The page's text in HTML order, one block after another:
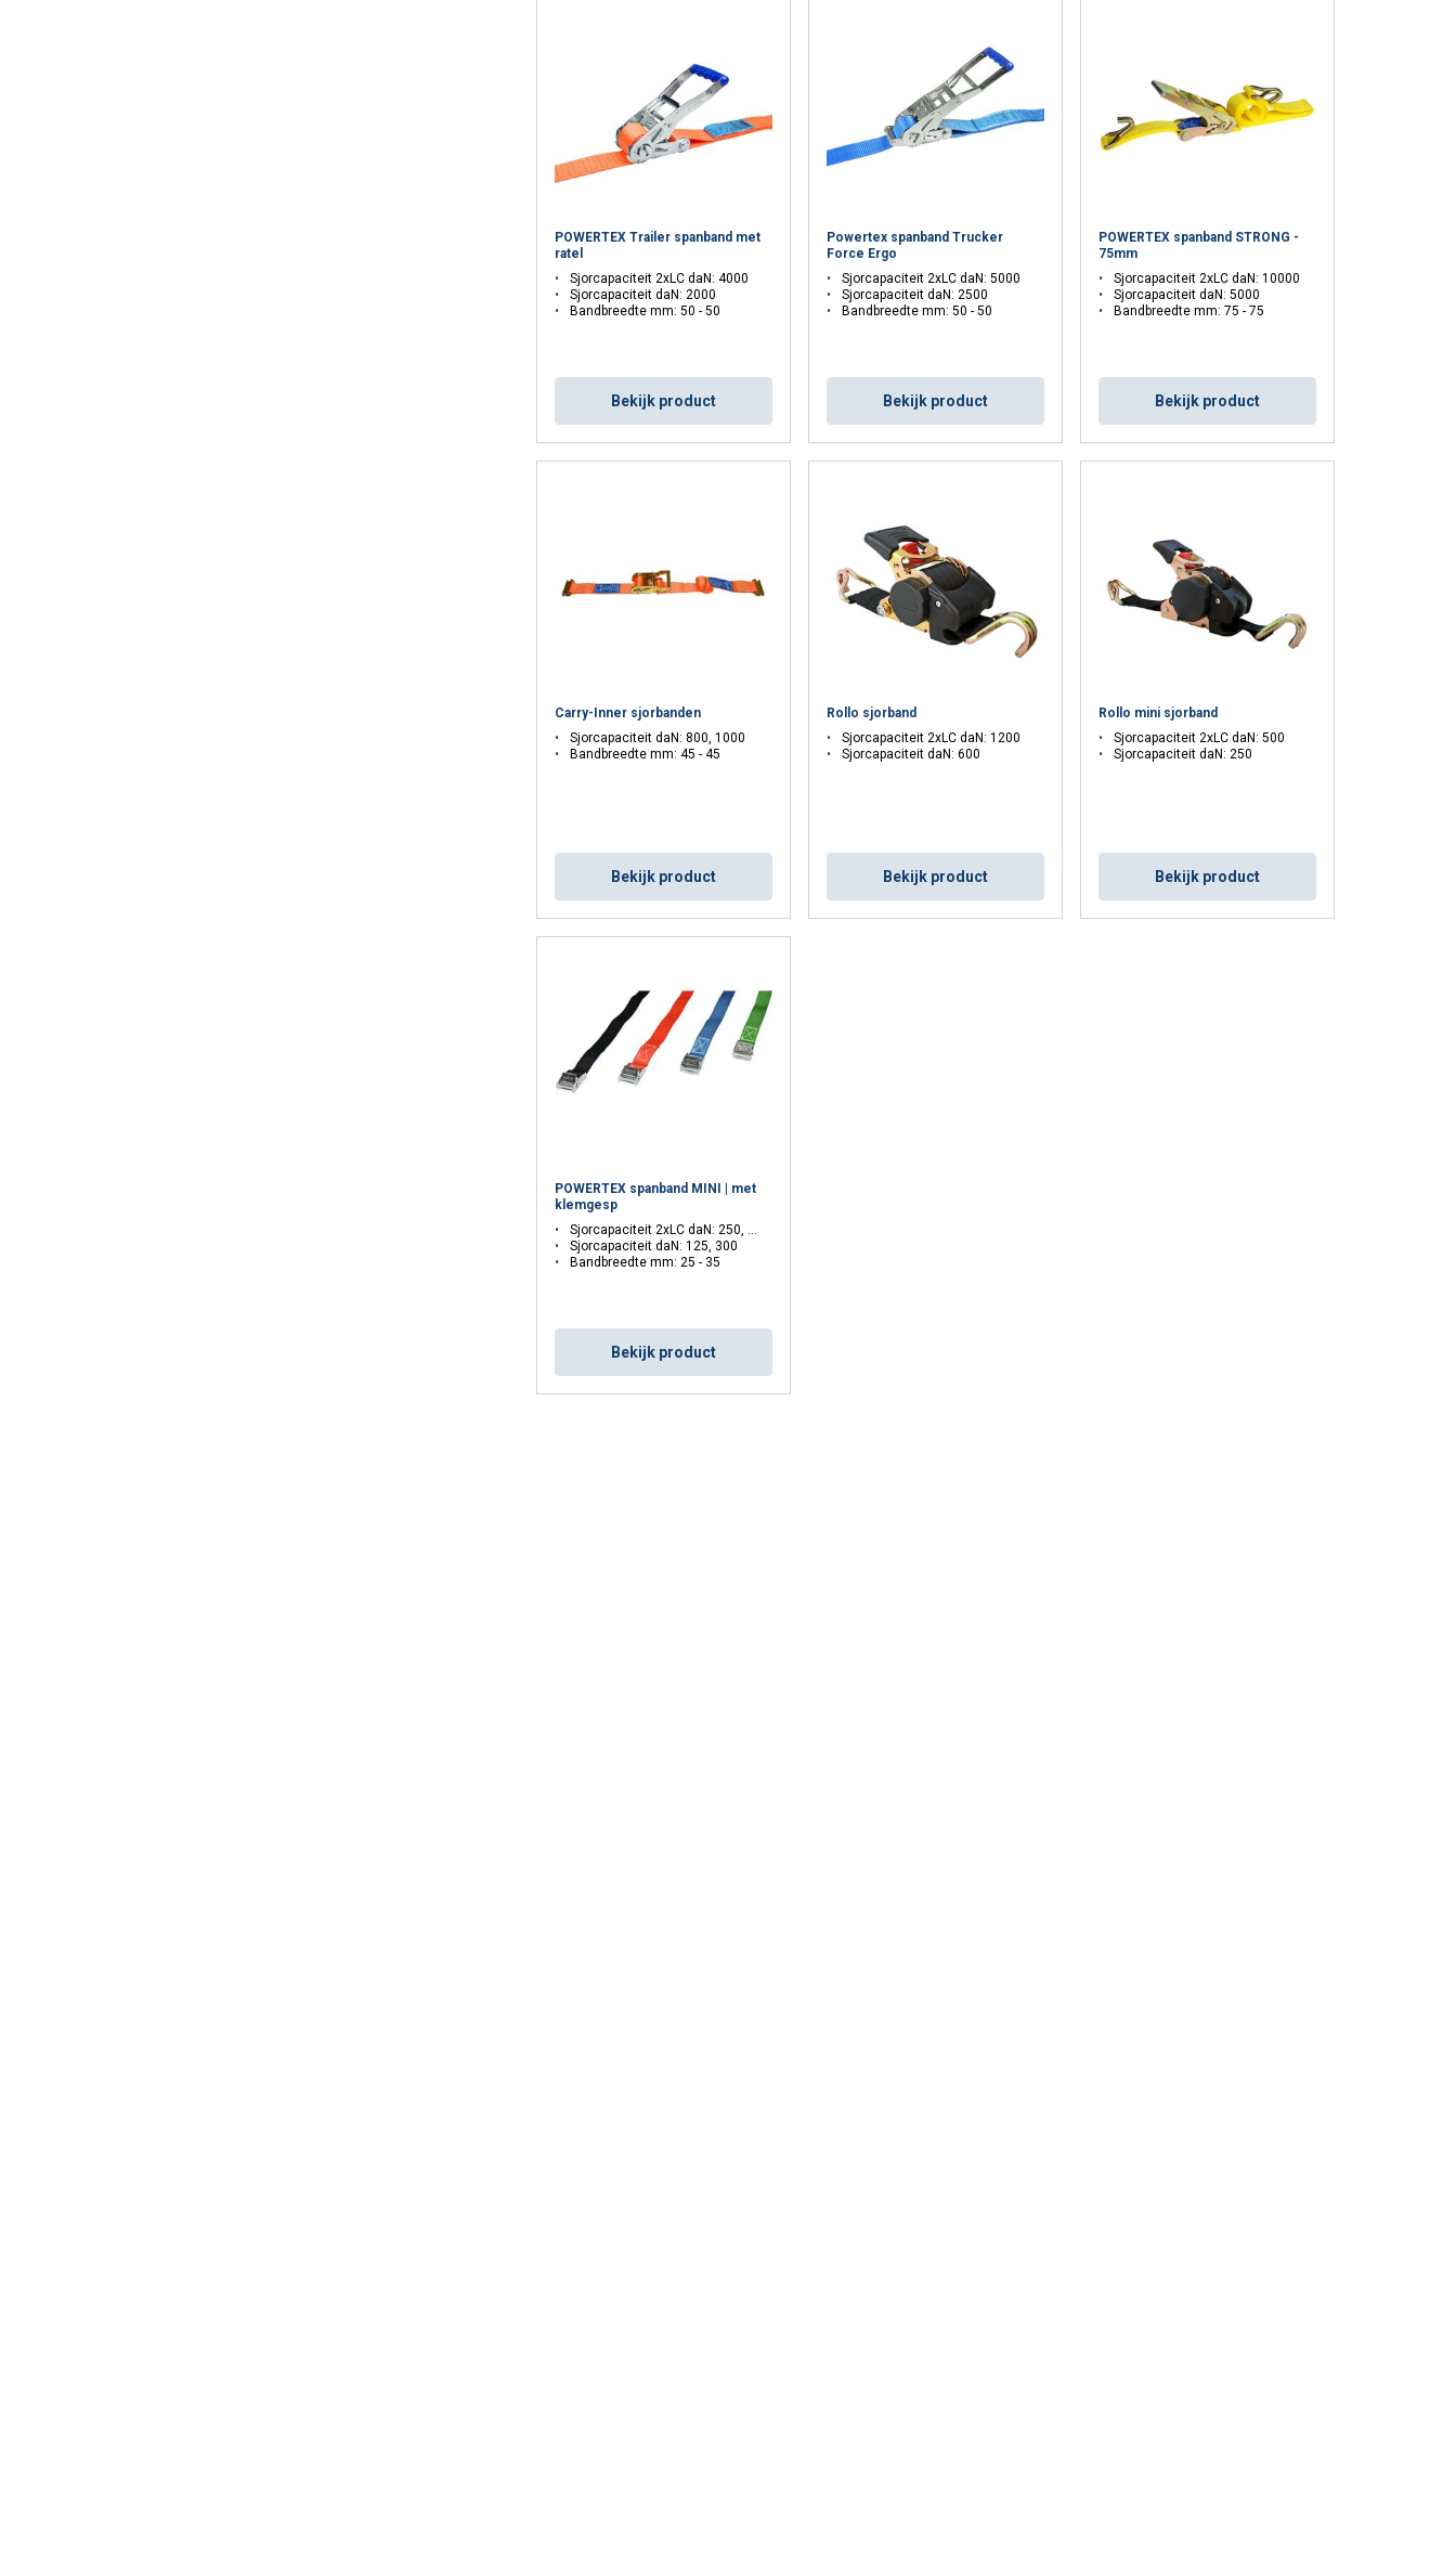
POWERTEX Trailer spanband met
ratel
Sjorcapaciteit 2xLC daN: 4000
Sjorcapaciteit daN: 2000
Bandbreedte mm: 50 - 50
Bekijk product
Powertex spanband Trucker
Force Ergo
Sjorcapaciteit 2xLC daN: 5000
Sjorcapaciteit daN: 2500
Bandbreedte mm: 50 - 50
Bekijk product
POWERTEX spanband STRONG -
75mm
Sjorcapaciteit 2xLC daN: 10000
Sjorcapaciteit daN: 5000
Bandbreedte mm: 75 - 75
Bekijk product
Carry-Inner sjorbanden
Sjorcapaciteit daN: 800, 1000
Bandbreedte mm: 45 - 45
Bekijk product
Rollo sjorband
Sjorcapaciteit 2xLC daN: 1200
Sjorcapaciteit daN: 600
Bekijk product
Rollo mini sjorband
Sjorcapaciteit 2xLC daN: 500
Sjorcapaciteit daN: 250
Bekijk product
POWERTEX spanband MINI | met
klemgesp
Sjorcapaciteit 2xLC daN: 250, 600
Sjorcapaciteit daN: 125, 300
Bandbreedte mm: 25 - 35
Bekijk product
We gebruiken cookies om inhoud en advertenties te personaliseren en om ons verkeer te analyseren. We
delen ook informatie over uw gebruik van onze site met onze advertentie- en analysepartners, die deze
kunnen combineren met andere informatie die u aan hen heeft verstrekt of die zij hebben verzameld door
Privacybeleid
geclassificeerd